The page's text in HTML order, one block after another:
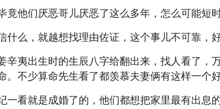
竟他们厌恶哥儿厌恶了这么多年，怎么可能短
什么，就越想找理由佐证，这个事儿不可靠，
辛夷出生时的生辰八字给翻出来，找人看了，
。不少算命先生看了都羡慕夫妻俩有这样一个好
一看就是成婚了的，他们都想把家里最有出息